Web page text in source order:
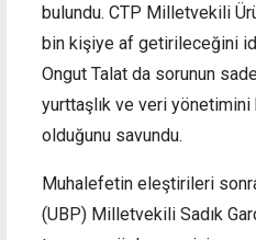
bulundu. CTP Milletvekili
bin kişiye af getirileceğini
Ongut Talat da sorunun
yurttaşlık ve veri
olduğunu savundu.
Muhalefetin eleştirileri
(UBP) Milletvekili Sadık